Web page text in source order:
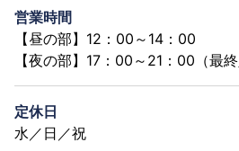
営業時間
【昼の部】12：00～14：00
【夜の部】17：00～21：00（最
定休日
水／日／祝